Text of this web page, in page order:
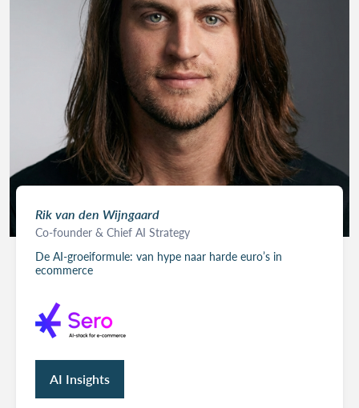
Rik van den Wijngaard
Co-founder & Chief AI Strategy
De AI-groeiformule: van hype naar harde euro’s in
ecommerce
AI Insights